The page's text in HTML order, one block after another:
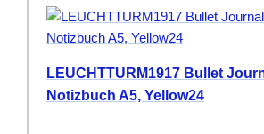
LEUCHTTURM1917 Bullet
Notizbuch A5, Yellow24